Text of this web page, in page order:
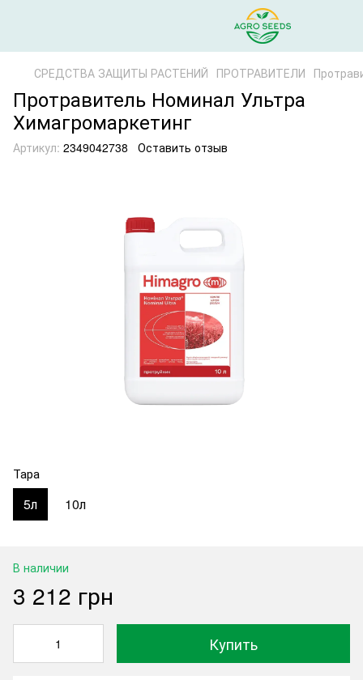
СРЕДСТВА ЗАЩИТЫ РАСТЕНИЙ ПРОТРАВИТЕЛИ
Протравитель Номинал Ультра
Химагромаркетинг
Артикул: 2349042738 Оставить отзыв
Тара
5л 10л
В наличии
3 212 грн
Купить